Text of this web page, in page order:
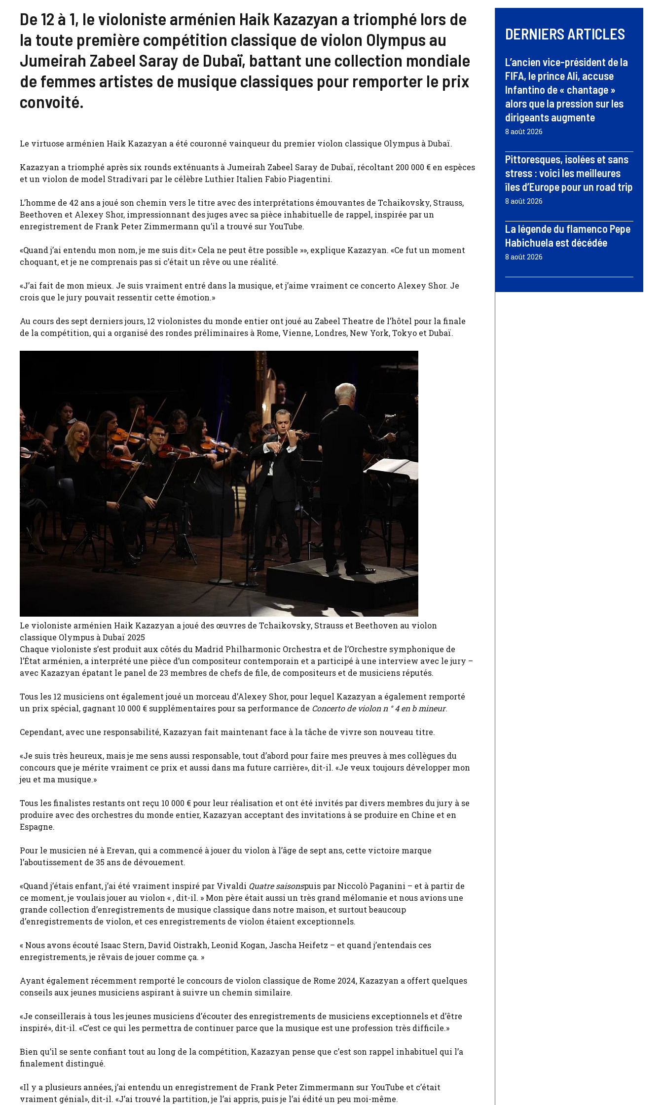
De 12 à 1, le violoniste arménien Haik Kazazyan a triomphé lors de
la toute première compétition classique de violon Olympus au
Jumeirah Zabeel Saray de Dubaï, battant une collection mondiale
de femmes artistes de musique classiques pour remporter le prix
convoité.
Le virtuose arménien Haik Kazazyan a été couronné vainqueur du premier violon classique Olympus à Dubaï.
Kazazyan a triomphé après six rounds exténuants à Jumeirah Zabeel Saray de Dubaï, récoltant 200 000 € en espèces
et un violon de model Stradivari par le célèbre Luthier Italien Fabio Piagentini.
L’homme de 42 ans a joué son chemin vers le titre avec des interprétations émouvantes de Tchaikovsky, Strauss,
Beethoven et Alexey Shor, impressionnant des juges avec sa pièce inhabituelle de rappel, inspirée par un
enregistrement de Frank Peter Zimmermann qu’il a trouvé sur YouTube.
«Quand j’ai entendu mon nom, je me suis dit:« Cela ne peut être possible »», explique Kazazyan. «Ce fut un moment
choquant, et je ne comprenais pas si c’était un rêve ou une réalité.
«J’ai fait de mon mieux. Je suis vraiment entré dans la musique, et j’aime vraiment ce concerto Alexey Shor. Je
crois que le jury pouvait ressentir cette émotion.»
Au cours des sept derniers jours, 12 violonistes du monde entier ont joué au Zabeel Theatre de l’hôtel pour la finale
de la compétition, qui a organisé des rondes préliminaires à Rome, Vienne, Londres, New York, Tokyo et Dubaï.
Le violoniste arménien Haik Kazazyan a joué des œuvres de Tchaikovsky, Strauss et Beethoven au violon
classique Olympus à Dubaï 2025
Chaque violoniste s’est produit aux côtés du Madrid Philharmonic Orchestra et de l’Orchestre symphonique de
l’État arménien, a interprété une pièce d’un compositeur contemporain et a participé à une interview avec le jury –
avec Kazazyan épatant le panel de 23 membres de chefs de file, de compositeurs et de musiciens réputés.
Tous les 12 musiciens ont également joué un morceau d’Alexey Shor, pour lequel Kazazyan a également remporté
un prix spécial, gagnant 10 000 € supplémentaires pour sa performance de Concerto de violon n ° 4 en b mineur.
Cependant, avec une responsabilité, Kazazyan fait maintenant face à la tâche de vivre son nouveau titre.
«Je suis très heureux, mais je me sens aussi responsable, tout d’abord pour faire mes preuves à mes collègues du
concours que je mérite vraiment ce prix et aussi dans ma future carrière», dit-il. «Je veux toujours développer mon
jeu et ma musique.»
Tous les finalistes restants ont reçu 10 000 € pour leur réalisation et ont été invités par divers membres du jury à se
produire avec des orchestres du monde entier, Kazazyan acceptant des invitations à se produire en Chine et en
Espagne.
Pour le musicien né à Erevan, qui a commencé à jouer du violon à l’âge de sept ans, cette victoire marque
l’aboutissement de 35 ans de dévouement.
«Quand j’étais enfant, j’ai été vraiment inspiré par Vivaldi Quatre saisonspuis par Niccolò Paganini – et à partir de
ce moment, je voulais jouer au violon « , dit-il. » Mon père était aussi un très grand mélomanie et nous avions une
grande collection d’enregistrements de musique classique dans notre maison, et surtout beaucoup
d’enregistrements de violon, et ces enregistrements de violon étaient exceptionnels.
« Nous avons écouté Isaac Stern, David Oistrakh, Leonid Kogan, Jascha Heifetz – et quand j’entendais ces
enregistrements, je rêvais de jouer comme ça. »
Ayant également récemment remporté le concours de violon classique de Rome 2024, Kazazyan a offert quelques
conseils aux jeunes musiciens aspirant à suivre un chemin similaire.
«Je conseillerais à tous les jeunes musiciens d’écouter des enregistrements de musiciens exceptionnels et d’être
inspiré», dit-il. «C’est ce qui les permettra de continuer parce que la musique est une profession très difficile.»
Bien qu’il se sente confiant tout au long de la compétition, Kazazyan pense que c’est son rappel inhabituel qui l’a
finalement distingué.
«Il y a plusieurs années, j’ai entendu un enregistrement de Frank Peter Zimmermann sur YouTube et c’était
vraiment génial», dit-il. «J’ai trouvé la partition, je l’ai appris, puis je l’ai édité un peu moi-même.
DERNIERS ARTICLES
L’ancien vice-président de la
FIFA, le prince Ali, accuse
Infantino de « chantage »
alors que la pression sur les
dirigeants augmente
8 août 2026
Pittoresques, isolées et sans
stress : voici les meilleures
îles d’Europe pour un road trip
8 août 2026
La légende du flamenco Pepe
Habichuela est décédée
8 août 2026